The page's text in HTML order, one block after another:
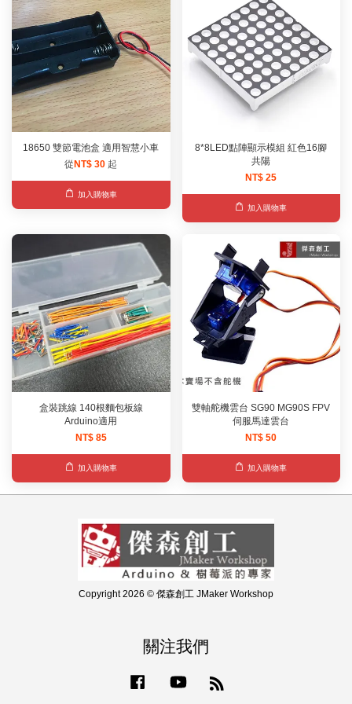
18650 雙節電池盒 適用智慧小車
從NT$ 30 起
加入購物車
8*8LED點陣顯示模組 紅色16腳
共陽
NT$ 25
加入購物車
盒裝跳線 140根麵包板線
Arduino適用
NT$ 85
加入購物車
雙軸舵機雲台 SG90 MG90S FPV
伺服馬達雲台
NT$ 50
加入購物車
Copyright 2026 © 傑森創工 JMaker Workshop
關注我們
Facebook YouTube